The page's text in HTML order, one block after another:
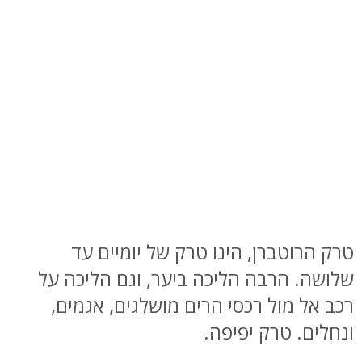
טרק הרוטברן, הינו טרק של יומיים עד
שלושה. הרבה הליכה ביער, וגם הליכה על
רכב אל מול רכסי הרים מושלגים, אגמים,
ונחלים. טרק יפיפה.